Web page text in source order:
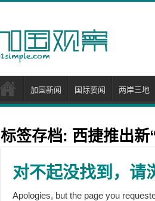
加国新闻 国际要闻 两岸三地
标签存档: 西捷推出新
对不起没找到，请
Apologies, but the page you